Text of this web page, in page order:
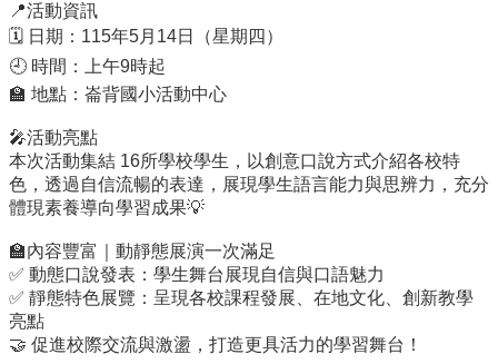
園
動
態
行
政
處
室
課
程
專
區
校
務
📍活動資訊
🗓️ 日期：115年5月14日（星期四）
🕘 時間：上午9時起
🏫 地點：崙背國小活動中心
🎤活動亮點
本次活動集結 16所學校學生，以創意口說方式介紹各校特
色，透過自信流暢的表達，展現學生語言能力與思辨力，充分
體現素養導向學習成果💡
🏫內容豐富｜動靜態展演一次滿足
✅ 動態口說發表：學生舞台展現自信與口語魅力
✅ 靜態特色展覽：呈現各校課程發展、在地文化、創新教學
亮點
🤝 促進校際交流與激盪，打造更具活力的學習舞台！